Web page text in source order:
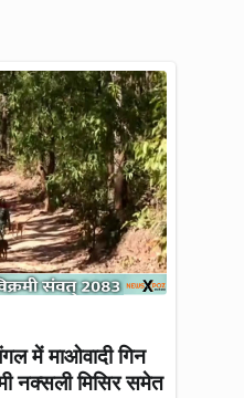
में माओवादी गिन
नक्सली मिसिर समेत